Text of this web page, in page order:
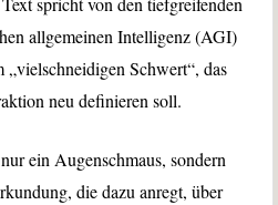
allgemeinen Intelligenz (AGI)
Schwert“, das
neu definieren soll.
ein Augenschmaus, sondern
die dazu anregt, über